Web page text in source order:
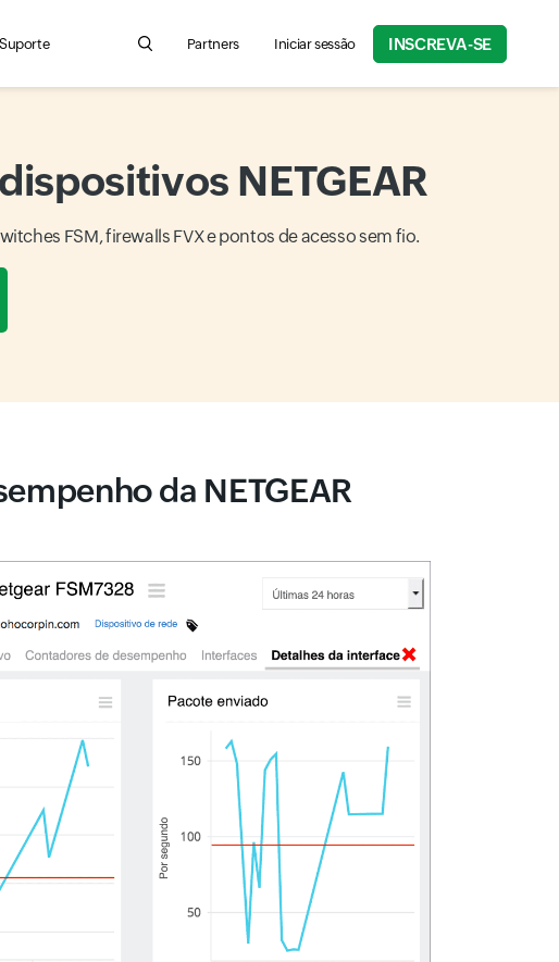
Suporte Search for product information, help articles, and
Partners Iniciar sessão INSCREVA-SE
NETGEAR
FSM, firewalls FVX e pontos de acesso sem fio.
da NETGEAR